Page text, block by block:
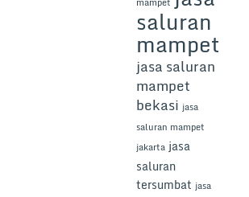
saluran
mampet
jasa saluran
mampet
bekasi jasa
saluran mampet
jakarta jasa
saluran
tersumbat jasa